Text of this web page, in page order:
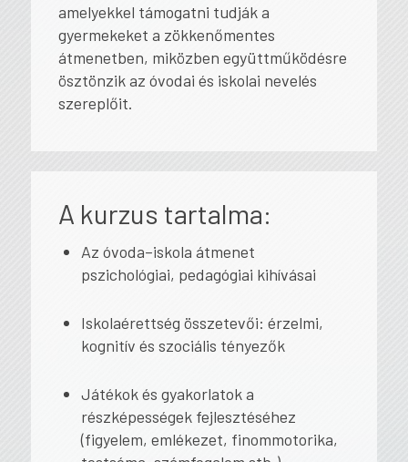
amelyekkel támogatni tudják a
gyermekeket a zökkenőmentes
átmenetben, miközben együttműködésre
ösztönzik az óvodai és iskolai nevelés
szereplőit.
A kurzus tartalma:
Az óvoda–iskola átmenet
pszichológiai, pedagógiai kihívásai
Iskolaérettség összetevői: érzelmi,
kognitív és szociális tényezők
Játékok és gyakorlatok a
részképességek fejlesztéséhez
(figyelem, emlékezet, finommotorika,